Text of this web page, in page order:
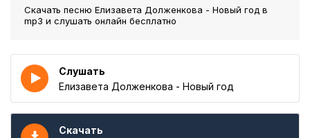
Скачать песню Елизавета Долженкова - Новый год в
mp3 и слушать онлайн бесплатно
Слушать
Елизавета Долженкова - Новый год
Скачать